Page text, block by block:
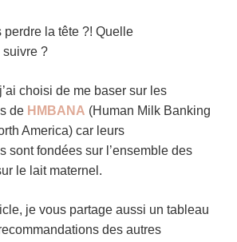
perdre la tête ?! Quelle
suivre ?
choisi de me baser sur les
de HMBANA (Human Milk Banking
America) car leurs
sont fondées sur l’ensemble des
le lait maternel.
je vous partage aussi un tableau
des autres